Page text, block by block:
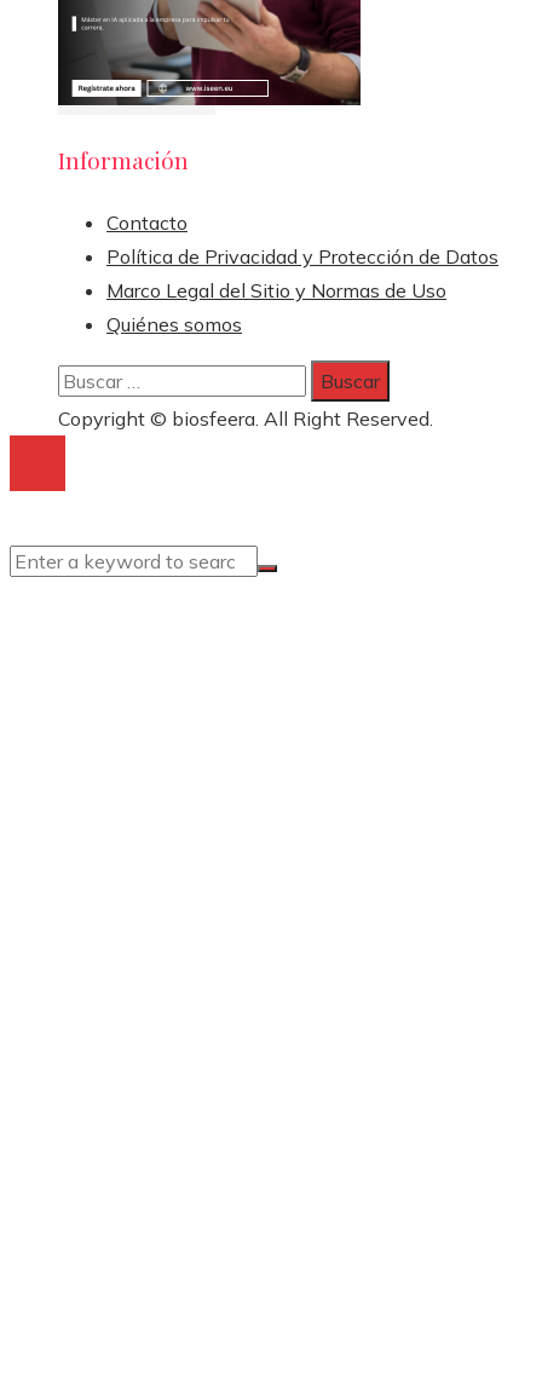
Información
Contacto
Política de Privacidad y Protección de Datos
Marco Legal del Sitio y Normas de Uso
Quiénes somos
Buscar:
Copyright © biosfeera. All Right Reserved.